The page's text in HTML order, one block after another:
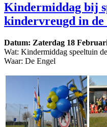
Kindermiddag bij
kindervreugd in de
Datum: Zaterdag 18
Wat: Kindermiddag speeltuin
Waar: De Engel